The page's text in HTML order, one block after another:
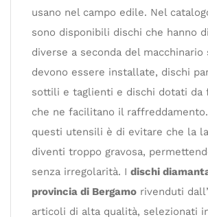
usano nel campo edile. Nel
sono disponibili dischi che hanno
diverse a seconda del macchinario
devono essere installate, dischi
sottili e taglienti e dischi dotati da
che ne facilitano il
questi utensili è di evitare che la
diventi troppo gravosa,
senza irregolarità. I dischi
provincia di Bergamo rivenduti
articoli di alta qualità, selezionati